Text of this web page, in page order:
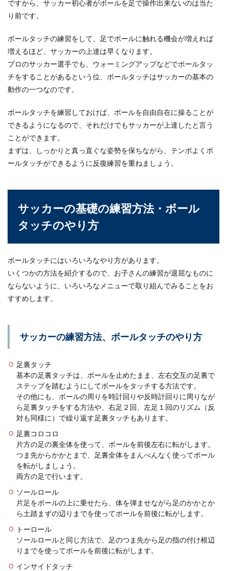
小学生に卓球の練習をさせるときにはどのような
サッカーはパス練習が大切！初心者で
もできる練習メニューを解説
してあげようと考えるパパやママも多いのではな
いでしょうか...
逆立ちができない理由はただ一つ！コ
逆立ちができない理由を知っていますか？筋肉が
ないや、体幹がないということではありませ
ん。...
野球の練習メニューで冬はここを強
化！おすすめな練習とは
関係について理解しよう
「ランニングには肩甲骨が大切」と聞いたことは
あっても、どのように腕振りの時に意識すればい
いのかよくわ...
自転車のロードレーサーの年収は意外
夢を持っている人もいるでしょう。確かに有名な
海外のレース...
ドライバーのスイングのコツとは？初
ですから、サッカー初心者がボールを足で操作出来ないのは当た
り前です。
ボールタッチの練習をして、足でボールに触れる機会が増えれば
増えるほど、サッカーの上達は早くなります。
プロのサッカー選手でも、ウォーミングアップなどでボールタッ
チをすることがあるという位、ボールタッチはサッカーの基本の
動作の一つなのです。
ボールタッチを練習しておけば、ボールを自由自在に操ることが
できるようになるので、それだけでもサッカーが上達したと言う
ことができます。
まずは、しっかりと真っ直ぐな姿勢を保ちながら、テンポよくボ
ールタッチができるように反復練習を重ねましょう。
サッカーの基礎の練習方法・ボール
タッチのやり方
ボールタッチにはいろいろなやり方があります。
いくつかの方法を紹介するので、お子さんの練習が退屈なものに
ならないように、いろいろなメニューで取り組んでみることをお
すすめします。
サッカーの練習方法、ボールタッチのやり方
足裏タッチ
基本の足裏タッチは、ボールを止めたまま、左右交互の足裏で
ステップを踏むようにしてボールをタッチする方法です。
その他にも、ボールの周りを時計回りや反時計回りに周りなが
ら足裏タッチをする方法や、右足２回、左足１回のリズム（反
対も同様に）で繰り返す足裏タッチもあります。
足裏コロコロ
片方の足の裏全体を使って、ボールを前後左右に転がします。
つま先からかかとまで、足裏全体をまんべんなく使ってボール
を転がしましょう。
両方の足で行います。
ソールロール
片足をボールの上に乗せたら、体を弾ませながら足のかかとか
ら土踏まずの辺りまでを使ってボールを前後に転がします。
トーロール
ソールロールと同じ方法で、足のつま先から足の指の付け根辺
りまでを使ってボールを前後に転がします。
インサイドタッチ